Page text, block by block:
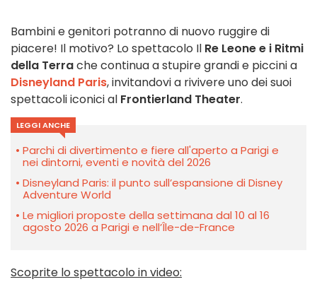
Bambini e genitori potranno di nuovo ruggire di
piacere! Il motivo? Lo spettacolo Il Re Leone e i Ritmi
della Terrache continua a stupire grandi e piccini a
Disneyland Paris, invitandovi a rivivere uno dei suoi
spettacoli iconici al Frontierland Theater.
LEGGI ANCHE
Parchi di divertimento e fiere all'aperto a Parigi e
nei dintorni, eventi e novità del 2026
Disneyland Paris: il punto sull’espansione di Disney
Adventure World
Le migliori proposte della settimana dal 10 al 16
agosto 2026 a Parigi e nell’Île-de-France
Scoprite lo spettacolo in video: